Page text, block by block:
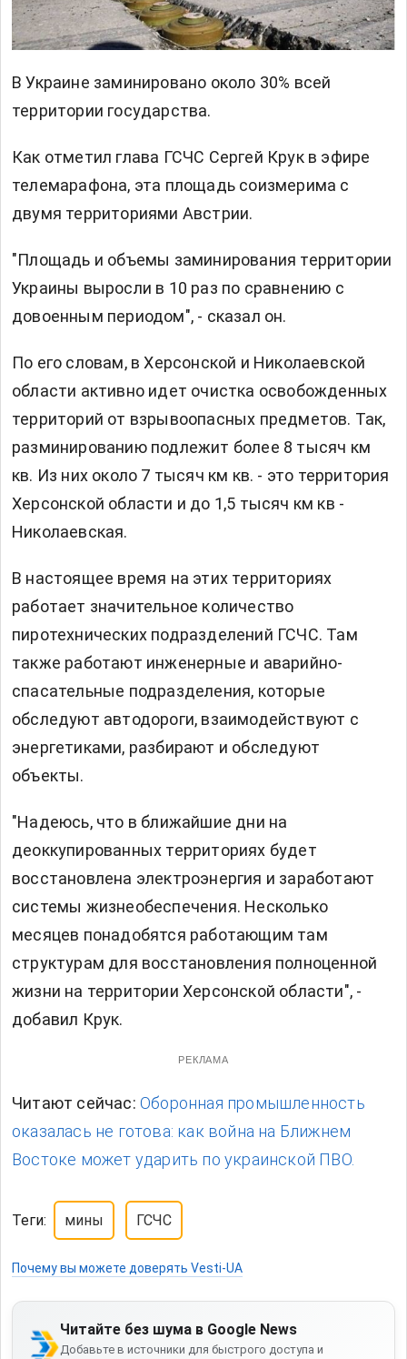
В Украине заминировано около 30% всей
территории государства.
Как отметил глава ГСЧС Сергей Крук в эфире
телемарафона, эта площадь соизмерима с
двумя территориями Австрии.
"Площадь и объемы заминирования территории
Украины выросли в 10 раз по сравнению с
довоенным периодом", - сказал он.
По его словам, в Херсонской и Николаевской
области активно идет очистка освобожденных
территорий от взрывоопасных предметов. Так,
разминированию подлежит более 8 тысяч км
кв. Из них около 7 тысяч км кв. - это территория
Херсонской области и до 1,5 тысяч км кв -
Николаевская.
В настоящее время на этих территориях
работает значительное количество
пиротехнических подразделений ГСЧС. Там
также работают инженерные и аварийно-
спасательные подразделения, которые
обследуют автодороги, взаимодействуют с
энергетиками, разбирают и обследуют
объекты.
"Надеюсь, что в ближайшие дни на
деоккупированных территориях будет
восстановлена электроэнергия и заработают
системы жизнеобеспечения. Несколько
месяцев понадобятся работающим там
структурам для восстановления полноценной
жизни на территории Херсонской области", -
добавил Крук.
РЕКЛАМА
Читают сейчас: Оборонная промышленность
оказалась не готова: как война на Ближнем
Востоке может ударить по украинской ПВО.
Теги: мины ГСЧС
Почему вы можете доверять Vesti-UA
Читайте без шума в Google News
Добавьте в источники для быстрого доступа и